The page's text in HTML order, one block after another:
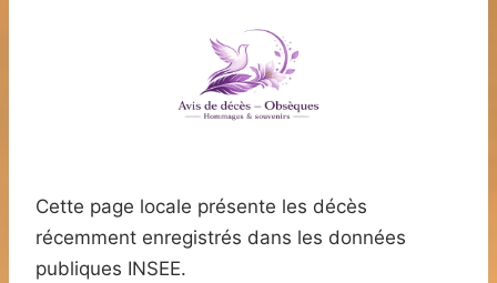
Cette page locale présente les décès
récemment enregistrés dans les données
publiques INSEE.